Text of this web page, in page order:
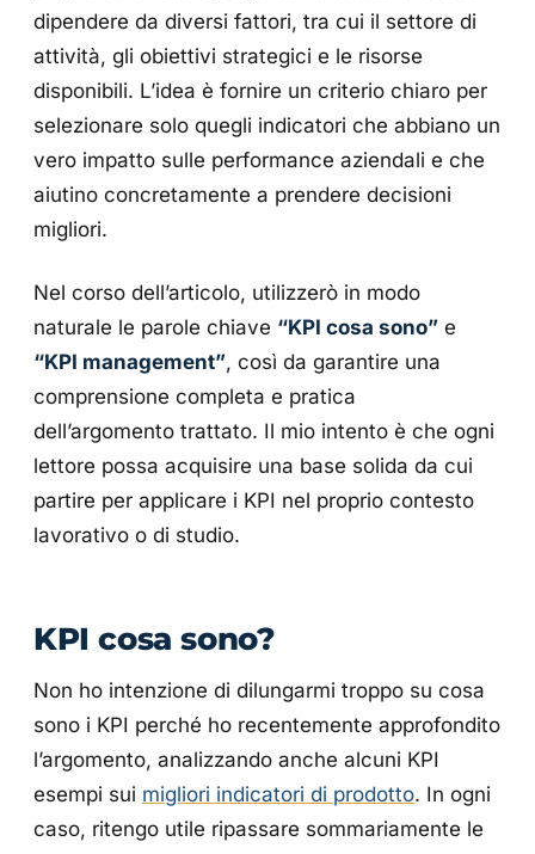
dipendere da diversi fattori, tra cui il settore di
attività, gli obiettivi strategici e le risorse
disponibili. L’idea è fornire un criterio chiaro per
selezionare solo quegli indicatori che abbiano un
vero impatto sulle performance aziendali e che
aiutino concretamente a prendere decisioni
migliori.
Nel corso dell’articolo, utilizzerò in modo
naturale le parole chiave “KPI cosa sono” e
“KPI management”, così da garantire una
comprensione completa e pratica
dell’argomento trattato. Il mio intento è che ogni
lettore possa acquisire una base solida da cui
partire per applicare i KPI nel proprio contesto
lavorativo o di studio.
KPI cosa sono?
Non ho intenzione di dilungarmi troppo su cosa
sono i KPI perché ho recentemente approfondito
l’argomento, analizzando anche alcuni KPI
esempi sui migliori indicatori di prodotto. In ogni
caso, ritengo utile ripassare sommariamente le